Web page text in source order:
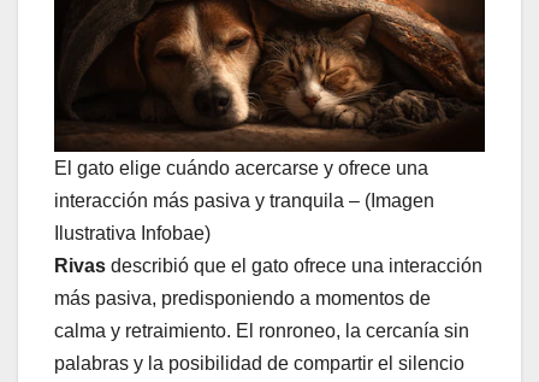
El gato elige cuándo acercarse y ofrece una
interacción más pasiva y tranquila – (Imagen
Ilustrativa Infobae)
Rivas describió que el gato ofrece una interacción
más pasiva, predisponiendo a momentos de
calma y retraimiento. El ronroneo, la cercanía sin
palabras y la posibilidad de compartir el silencio